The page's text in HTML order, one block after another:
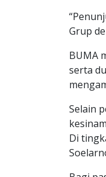
Grup
BUMA
serta
Selain
Di